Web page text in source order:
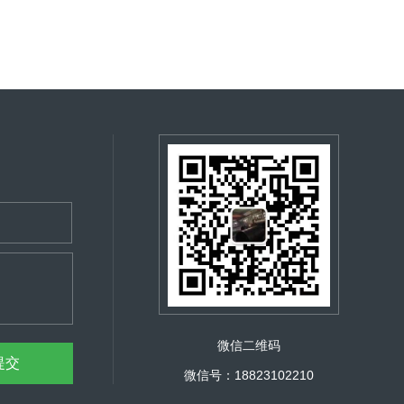
微信二维码
微信号：18823102210